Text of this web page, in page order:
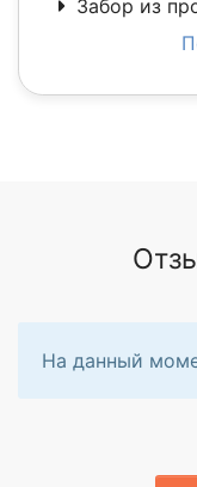
Забор из
На данный